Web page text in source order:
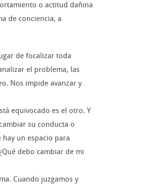
o actitud dañina
de conciencia, a
de focalizar toda
el problema, las
Nos impide avanzar y
equivocado es el otro. Y
su conducta o
un espacio para
debo cambiar de mi
Cuando juzgamos y